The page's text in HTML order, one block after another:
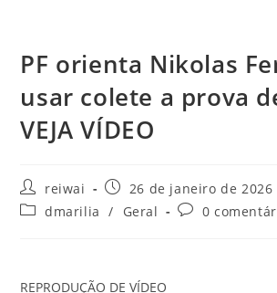
PF orienta Nikolas
usar colete a prova
VEJA VÍDEO
Autor
do
post:
reiwai
Post
publicado:
26 de janeiro de 2026
Categoria
dmarilia / Geral
Comentários
0
REPRODUÇÃO DE VÍDEO